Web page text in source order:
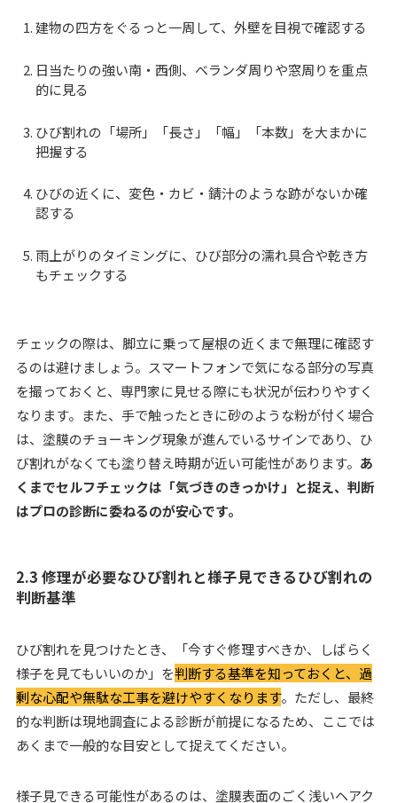
建物の四方をぐるっと一周して、外壁を目視で確認する
日当たりの強い南・西側、ベランダ周りや窓周りを重点
的に見る
ひび割れの「場所」「長さ」「幅」「本数」を大まかに
把握する
ひびの近くに、変色・カビ・錆汁のような跡がないか確
認する
雨上がりのタイミングに、ひび部分の濡れ具合や乾き方
もチェックする
チェックの際は、脚立に乗って屋根の近くまで無理に確認す
るのは避けましょう。スマートフォンで気になる部分の写真
を撮っておくと、専門家に見せる際にも状況が伝わりやすく
なります。また、手で触ったときに砂のような粉が付く場合
は、塗膜のチョーキング現象が進んでいるサインであり、ひ
び割れがなくても塗り替え時期が近い可能性があります。 あ
くまでセルフチェックは「気づきのきっかけ」と捉え、判断
はプロの診断に委ねるのが安心です。
2.3 修理が必要なひび割れと様子見できるひび割れの
判断基準
ひび割れを見つけたとき、「今すぐ修理すべきか、しばらく
様子を見てもいいのか」を判断する基準を知っておくと、過
剰な心配や無駄な工事を避けやすくなります。ただし、最終
的な判断は現地調査による診断が前提になるため、ここでは
あくまで一般的な目安として捉えてください。
様子見できる可能性があるのは、塗膜表面のごく浅いヘアク